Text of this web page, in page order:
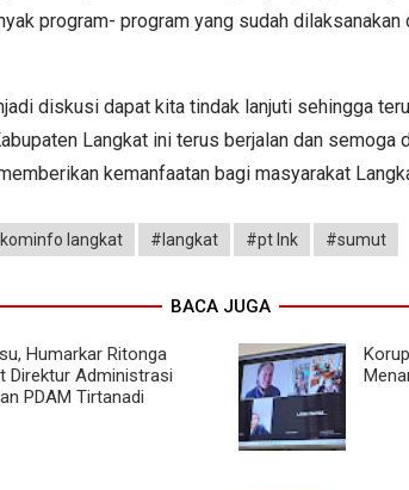
program- program yang sudah
diskusi dapat kita tindak lanjuti sehingga
Langkat ini terus berjalan dan semoga
kemanfaatan bagi masyarakat
langkat #langkat #pt lnk #sumut
BACA JUGA
Humarkar Ritonga
Direktur Administrasi
PDAM Tirtanadi